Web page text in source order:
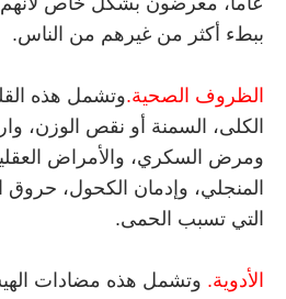
ببطء أكثر من غيرهم من الناس.
الظروف الصحية.وتشمل هذه
الكلى، السمنة أو نقص الوزن،
ومرض السكري، والأمراض
المنجلي، وإدمان الكحول،
التي تسبب الحمى.
الأدوية.وتشمل هذه مضادات